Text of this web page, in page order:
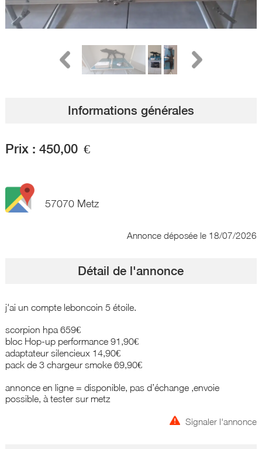
Informations générales
Prix : 450,00 €
57070 Metz
Annonce déposée le 18/07/2026
Détail de l'annonce
j'ai un compte leboncoin 5 étoile.
scorpion hpa 659€
bloc Hop-up performance 91,90€
adaptateur silencieux 14,90€
pack de 3 chargeur smoke 69,90€
annonce en ligne = disponible, pas d’échange ,envoie
possible, à tester sur metz
Signaler l'annonce